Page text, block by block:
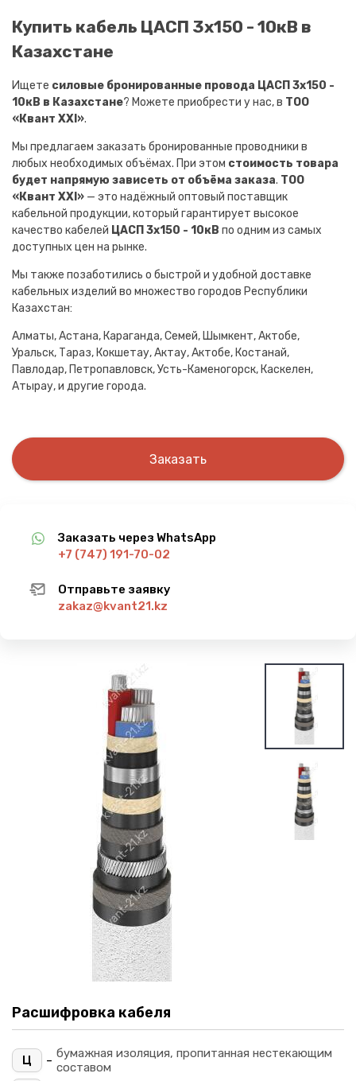
Купить кабель ЦАСП 3х150 - 10кВ в
Казахстане
Ищете силовые бронированные провода ЦАСП 3х150 -
10кВ в Казахстане? Можете приобрести у нас, в ТОО
«Квант XXI».
Мы предлагаем заказать бронированные проводники в
любых необходимых объёмах. При этом стоимость товара
будет напрямую зависеть от объёма заказа. ТОО
«Квант XXI» — это надёжный оптовый поставщик
кабельной продукции, который гарантирует высокое
качество кабелей ЦАСП 3х150 - 10кВ по одним из самых
доступных цен на рынке.
Мы также позаботились о быстрой и удобной доставке
кабельных изделий во множество городов Республики
Казахстан:
Алматы, Астана, Караганда, Семей, Шымкент, Актобе,
Уральск, Тараз, Кокшетау, Актау, Актобе, Костанай,
Павлодар, Петропавловск, Усть-Каменогорск, Каскелен,
Атырау, и другие города.
Заказать
Заказать через WhatsApp
+7 (747) 191-70-02
Отправьте заявку
zakaz@kvant21.kz
Расшифровка кабеля
Ц - бумажная изоляция, пропитанная нестекающим
составом